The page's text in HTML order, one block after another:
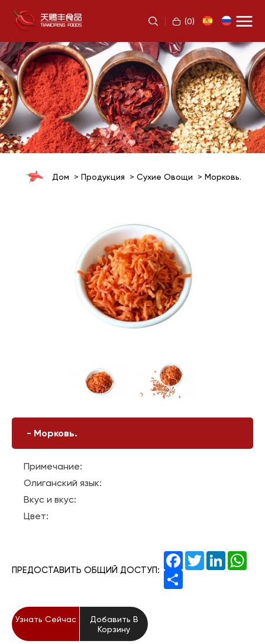
(0)
Дом Продукция Сухие Овощи Морковь.
- Морковь.
Примечание:
Олиганский язык:
Вкус и вкус:
Цвет:
ПРЕДОСТАВИТЬ ОБЩИЙ ДОСТУП:
FacebookTwitterLinkedIn
Узнать Сейчас
Добавить В
Корзину